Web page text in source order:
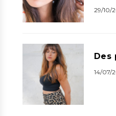
29/10/
Des
14/07/